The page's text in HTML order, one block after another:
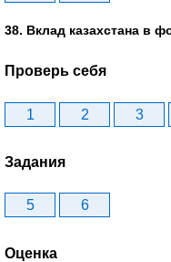
38. Вклад казахстана в
Проверь себя
1 2 3
Задания
5 6
Оценка